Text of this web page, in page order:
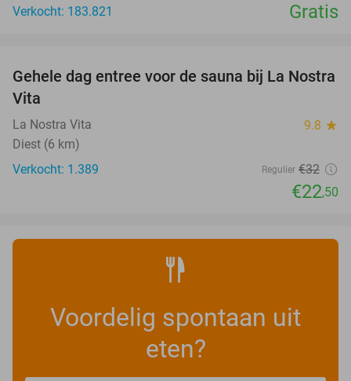
Verkocht: 183.821
Gratis
30%
Gehele dag entree voor de sauna bij La Nostra
Vita
La Nostra Vita 9.8 star
Diest (6 km)
Verkocht: 1.389
Regulier €32
€22,50
Voordelig spontaan uit
eten?